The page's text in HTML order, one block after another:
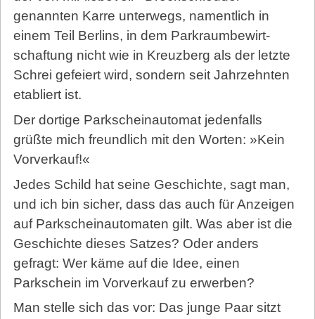
genannten Karre unterwegs, namentlich in
einem Teil Berlins, in dem Park­raum­be­wirt­
schaftung nicht wie in Kreuzberg als der letzte
Schrei gefeiert wird, sondern seit Jahrzehnten
etabliert ist.
Der dortige Park­schein­au­to­mat jedenfalls
grüßte mich freundlich mit den Worten: »Kein
Vorverkauf!«
Jedes Schild hat seine Geschichte, sagt man,
und ich bin sicher, dass das auch für Anzeigen
auf Parkscheinautomaten gilt. Was aber ist die
Geschichte dieses Satzes? Oder anders
gefragt: Wer käme auf die Idee, einen
Parkschein im Vorverkauf zu erwerben?
Man stelle sich das vor: Das junge Paar sitzt